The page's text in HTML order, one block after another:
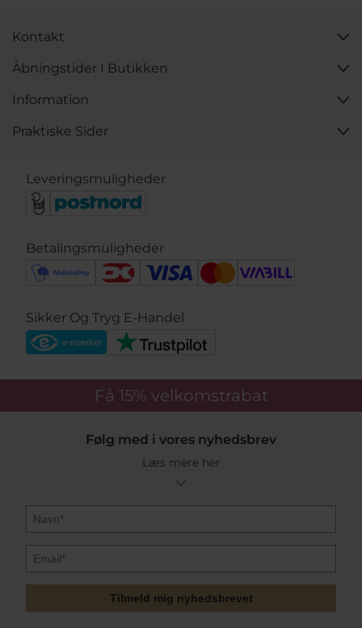
Kontakt
Åbningstider I Butikken
Information
Praktiske Sider
Leveringsmuligheder
Betalingsmuligheder
Sikker Og Tryg E-Handel
Få 15% velkomstrabat
Følg med i vores nyhedsbrev
Læs mere her
Tilmeld mig nyhedsbrevet